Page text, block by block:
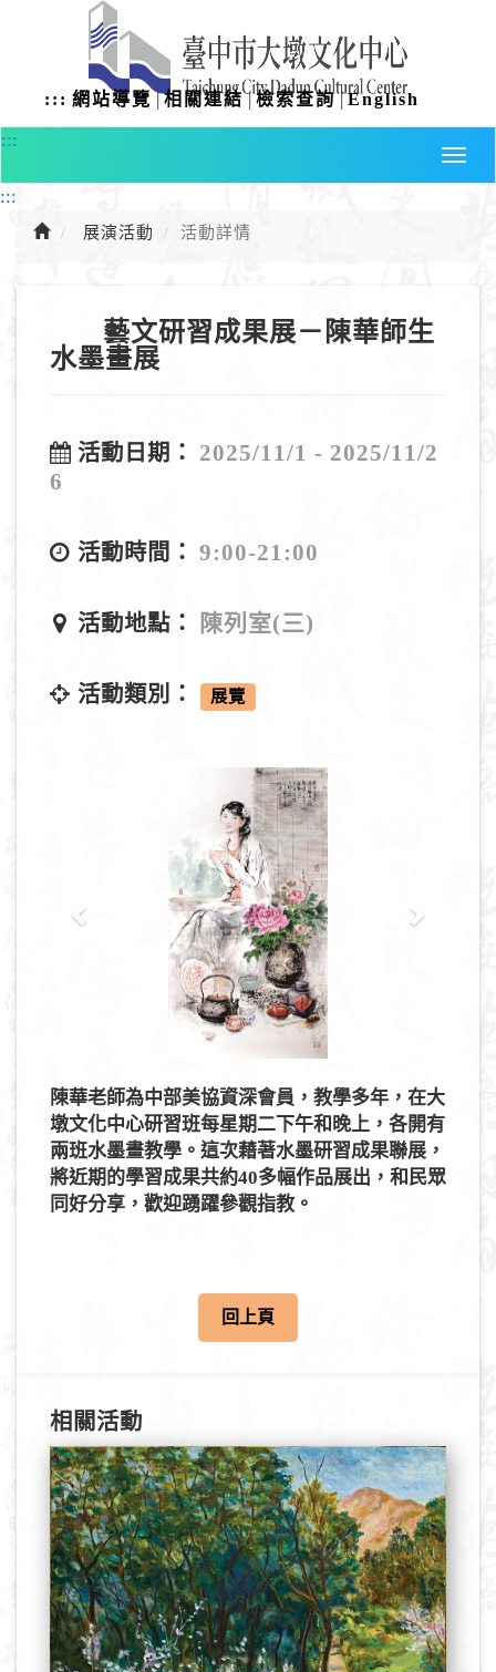
容
::: 網站導覽 |相關連結|檢索查詢|English
:::
:::
展演活動 活動詳情
藝文研習成果展－陳華師生
水墨畫展
活動日期：
2025/11/1 - 2025/11/2
6
活動時間： 9:00-21:00
活動地點： 陳列室(三)
活動類別： 展覽
i
陳華老師為中部美協資深會員，教學多年，在大
墩文化中心研習班每星期二下午和晚上，各開有
兩班水墨畫教學。這次藉著水墨研習成果聯展，
將近期的學習成果共約40多幅作品展出，和民眾
同好分享，歡迎踴躍參觀指教。
回上頁
相關活動